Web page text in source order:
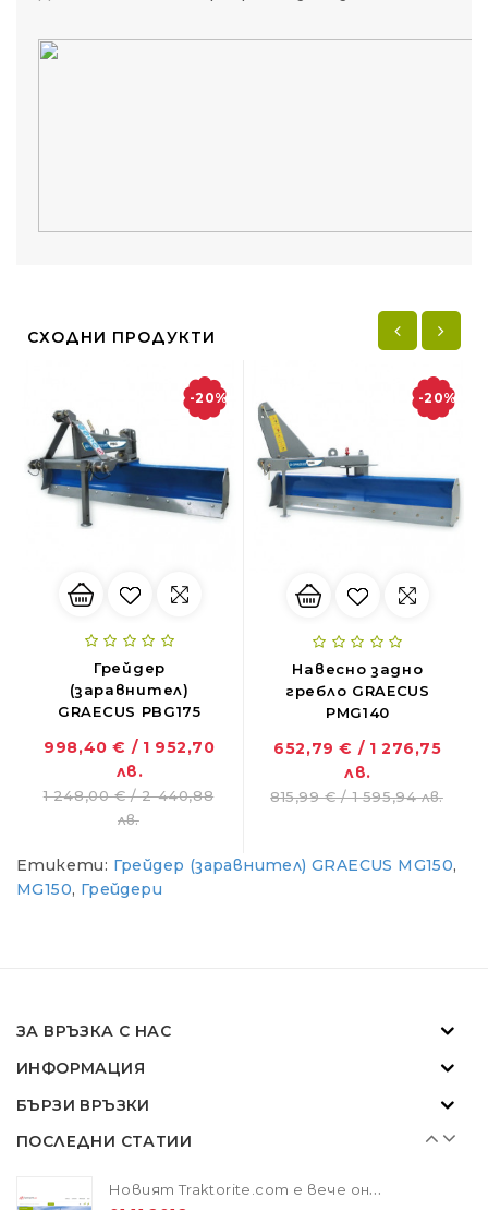
СХОДНИ ПРОДУКТИ
-20%
Грейдер
(заравнител)
GRAECUS PBG175
998,40 € / 1 952,70
лв.
1 248,00 € / 2 440,88
лв.
-20%
Навесно задно
гребло GRAECUS
PMG140
652,79 € / 1 276,75
лв.
815,99 € / 1 595,94 лв.
Етикети: Грейдер (заравнител) GRAECUS MG150,
MG150, Грейдери
ЗА ВРЪЗКА С НАС
ИНФОРМАЦИЯ
БЪРЗИ ВРЪЗКИ
ПОСЛЕДНИ СТАТИИ
ZANON MARLIN SA 160 - за лесна резитба в гъста растителност
01.11.2018
01.11.2018
Новият Traktorite.com е вече онлайн